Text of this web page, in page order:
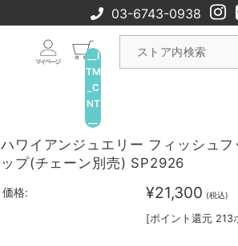
03-6743-0938
__I
TM
_C
NT
ハワイアンジュエリー フィッシュフ
ップ(チェーン別売) SP2926
価格: ¥21,300 (税込)
[ポイント還元 213